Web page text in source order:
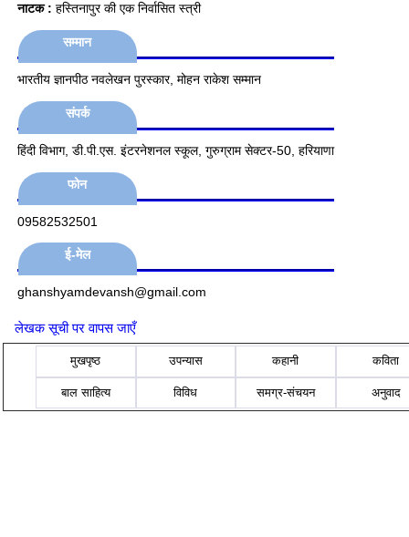
नाटक : हस्तिनापुर की एक निर्वासित स्त्री
सम्मान
भारतीय ज्ञानपीठ नवलेखन पुरस्कार, मोहन राकेश सम्मान
संपर्क
हिंदी विभाग, डी.पी.एस. इंटरनेशनल स्कूल, गुरुग्राम सेक्टर-50, हरियाणा
फोन
09582532501
ई-मेल
ghanshyamdevansh@gmail.com
लेखक सूची पर वापस जाएँ
मुखपृष्ठ उपन्यास कहानी कविता
बाल साहित्य विविध समग्र-संचयन अनुवाद